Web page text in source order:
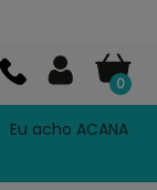
0
Eu acho ACANA